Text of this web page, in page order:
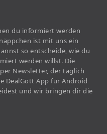
du informiert werden
ist mit uns ein
so entscheide, wie du
werden willst. Die
Newsletter, der täglich
DealGott App für Android
und wir bringen dir die